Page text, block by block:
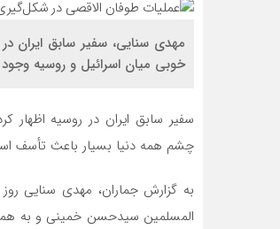
مهدی سنایی، سفیر سابق ایران
خوبی میان اسرائیل و روسیه
سفیر سابق ایران در روسیه اظهار
چشم همه دنیا بسیار باعث تأسف
المسلمین سیدحسن خمینی و به